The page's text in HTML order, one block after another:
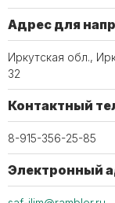
Адрес для
Иркутская обл.,
32
Контактный
8-915-356-25-85
Электронный